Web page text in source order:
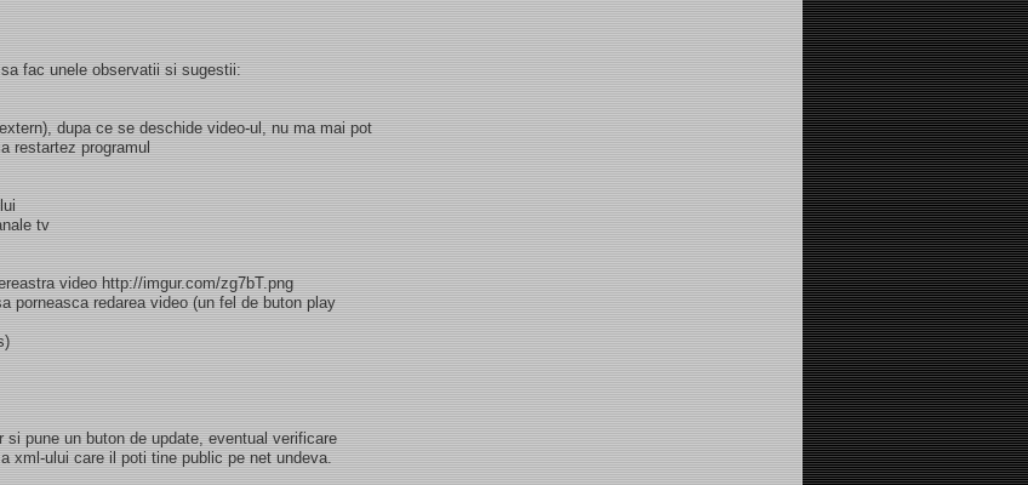
fac unele observatii si sugestii:
dupa ce se deschide video-ul, nu ma mai pot
restartez programul
tv
video http://imgur.com/zg7bT.png
porneasca redarea video (un fel de buton play
pune un buton de update, eventual verificare
xml-ului care il poti tine public pe net undeva.